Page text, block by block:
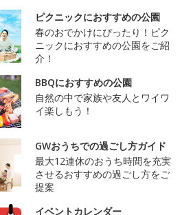
ピクニックにおすすめの公園
春のおでかけにぴったり！ピク
ニックにおすすめの公園をご紹
介！
BBQにおすすめの公園
自然の中で家族や友人とワイワ
イ楽しもう！
GWおうちでの過ごし方ガイド
最大12連休のおうち時間を充実
させるおすすめの過ごし方をご
提案
イベントカレンダー